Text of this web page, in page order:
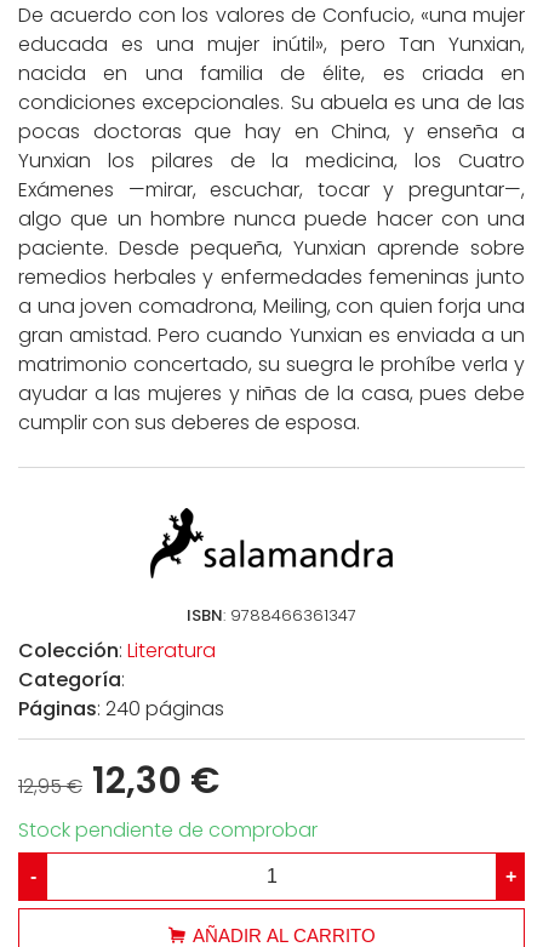
De acuerdo con los valores de Confucio, «una mujer
educada es una mujer inútil», pero Tan Yunxian,
nacida en una familia de élite, es criada en
condiciones excepcionales. Su abuela es una de las
pocas doctoras que hay en China, y enseña a
Yunxian los pilares de la medicina, los Cuatro
Exámenes —mirar, escuchar, tocar y preguntar—,
algo que un hombre nunca puede hacer con una
paciente. Desde pequeña, Yunxian aprende sobre
remedios herbales y enfermedades femeninas junto
a una joven comadrona, Meiling, con quien forja una
gran amistad. Pero cuando Yunxian es enviada a un
matrimonio concertado, su suegra le prohíbe verla y
ayudar a las mujeres y niñas de la casa, pues debe
cumplir con sus deberes de esposa.
ISBN: 9788466361347
Colección: Literatura
Categoría:
Páginas: 240 páginas
12,95 € 12,30 €
Stock pendiente de comprobar
- +
AÑADIR AL CARRITO